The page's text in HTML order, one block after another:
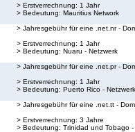
> Erstverrechnung: 1 Jahr
> Bedeutung: Mauritius Network
> Jahresgebühr für eine .net.nr -
> Erstverrechnung: 1 Jahr
> Bedeutung: Nuaru - Netzwerk
> Jahresgebühr für eine .net.pr -
> Erstverrechnung: 1 Jahr
> Bedeutung: Puerto Rico - Netzwerk
> Jahresgebühr für eine .net.tt -
> Erstverrechnung: 3 Jahre
> Bedeutung: Trinidad und Tobago -